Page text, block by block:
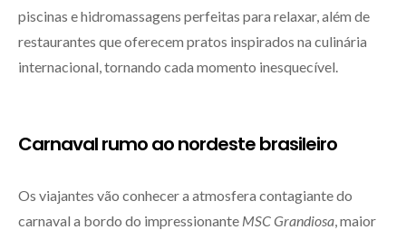
piscinas e hidromassagens perfeitas para relaxar, além de
restaurantes que oferecem pratos inspirados na culinária
internacional, tornando cada momento inesquecível.
Carnaval rumo ao nordeste brasileiro
Os viajantes vão conhecer a atmosfera contagiante do
carnaval a bordo do impressionante MSC Grandiosa , maior